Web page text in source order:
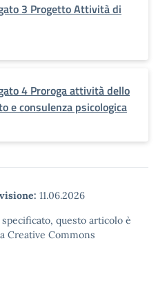
3 Progetto Attività di
4 Proroga attività dello
e consulenza psicologica
11.06.2026
questo articolo è
Creative Commons